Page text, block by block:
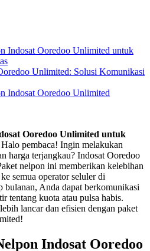
Indosat Ooredoo Unlimited untuk
Unlimited: Solusi Komunikasi
Indosat Ooredoo Unlimited
Ooredoo Unlimited untuk
pembaca! Ingin melakukan
harga terjangkau? Indosat Ooredoo
nelpon ini memberikan kelebihan
semua operator seluler di
bulanan, Anda dapat berkomunikasi
tentang kuota atau pulsa habis.
lancar dan efisien dengan paket
Indosat Ooredoo